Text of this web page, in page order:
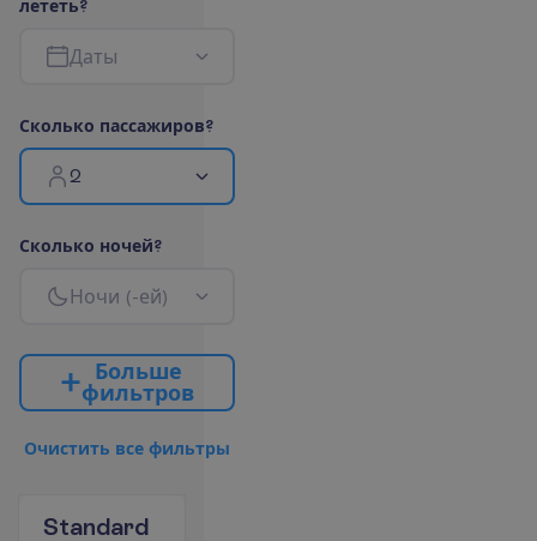
лететь?
Даты
Сколько пассажиров?
2
Сколько ночей?
Ночи (-ей)
Больше
фильтров
Очистить все фильтры
Standard